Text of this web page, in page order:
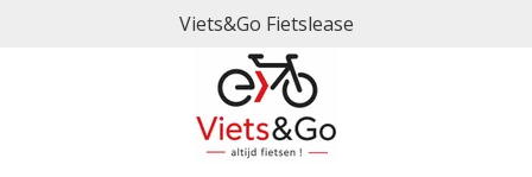
Viets&Go Fietslease